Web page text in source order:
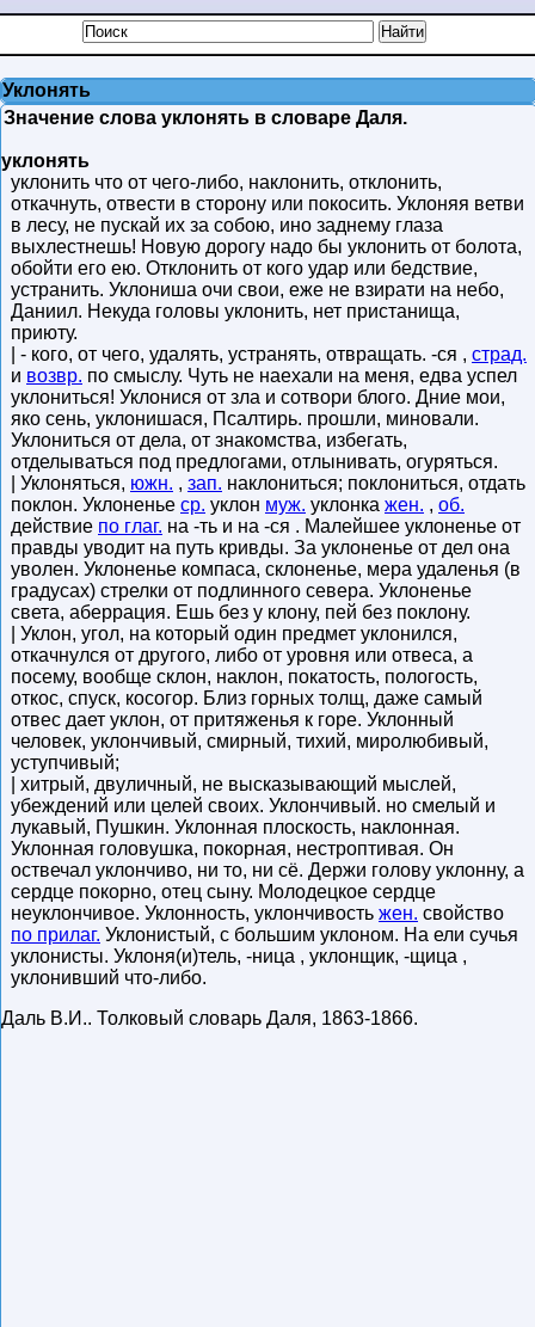
Уклонять
Значение слова уклонять в словаре Даля.
уклонять
уклонить что от чего-либо, наклонить, отклонить,
откачнуть, отвести в сторону или покосить. Уклоняя ветви
в лесу, не пускай их за собою, ино заднему глаза
выхлестнешь! Новую дорогу надо бы уклонить от болота,
обойти его ею. Отклонить от кого удар или бедствие,
устранить. Уклониша очи свои, еже не взирати на небо,
Даниил. Некуда головы уклонить, нет пристанища,
приюту.
| - кого, от чего, удалять, устранять, отвращать. -ся , страд.
и возвр. по смыслу. Чуть не наехали на меня, едва успел
уклониться! Уклонися от зла и сотвори блого. Дние мои,
яко сень, уклонишася, Псалтирь. прошли, миновали.
Уклониться от дела, от знакомства, избегать,
отделываться под предлогами, отлынивать, огуряться.
| Уклоняться, южн. , зап. наклониться; поклониться, отдать
поклон. Уклоненье ср. уклон муж. уклонка жен. , об.
действие по глаг. на -ть и на -ся . Малейшее уклоненье от
правды уводит на путь кривды. За уклоненье от дел она
уволен. Уклоненье компаса, склоненье, мера удаленья (в
градусах) стрелки от подлинного севера. Уклоненье
света, аберрация. Ешь без у клону, пей без поклону.
| Уклон, угол, на который один предмет уклонился,
откачнулся от другого, либо от уровня или отвеса, а
посему, вообще склон, наклон, покатость, пологость,
откос, спуск, косогор. Близ горных толщ, даже самый
отвес дает уклон, от притяженья к горе. Уклонный
человек, уклончивый, смирный, тихий, миролюбивый,
уступчивый;
| хитрый, двуличный, не высказывающий мыслей,
убеждений или целей своих. Уклончивый. но смелый и
лукавый, Пушкин. Уклонная плоскость, наклонная.
Уклонная головушка, покорная, нестроптивая. Он
оствечал уклончиво, ни то, ни сё. Держи голову уклонну, а
сердце покорно, отец сыну. Молодецкое сердце
неуклончивое. Уклонность, уклончивость жен. свойство
по прилаг. Уклонистый, с большим уклоном. На ели сучья
уклонисты. Уклоня(и)тель, -ница , уклонщик, -щица ,
уклонивший что-либо.
Даль В.И.. Толковый словарь Даля, 1863-1866.